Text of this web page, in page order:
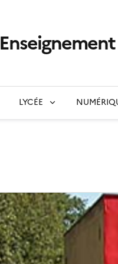
LYCÉE